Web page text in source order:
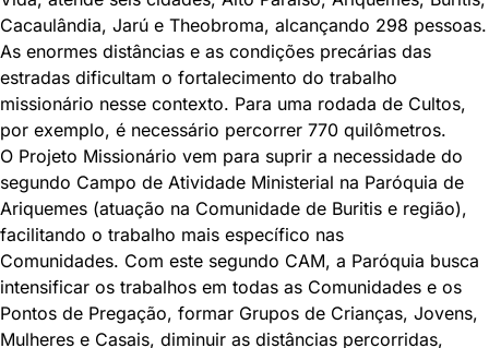
Cacaulândia, Jarú e Theobroma, alcançando 298 pessoas.
As enormes distâncias e as condições precárias das
estradas dificultam o fortalecimento do trabalho
missionário nesse contexto. Para uma rodada de Cultos,
por exemplo, é necessário percorrer 770 quilômetros.
O Projeto Missionário vem para suprir a necessidade do
segundo Campo de Atividade Ministerial na Paróquia de
Ariquemes (atuação na Comunidade de Buritis e região),
facilitando o trabalho mais específico nas
Comunidades. Com este segundo CAM, a Paróquia busca
intensificar os trabalhos em todas as Comunidades e os
Pontos de Pregação, formar Grupos de Crianças, Jovens,
Mulheres e Casais, diminuir as distâncias percorridas,